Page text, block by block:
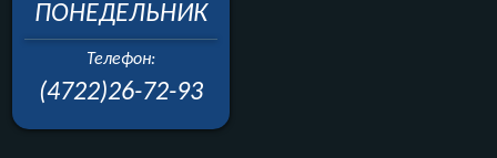
ПОНЕДЕЛЬНИК
Телефон:
(4722)26-72-93